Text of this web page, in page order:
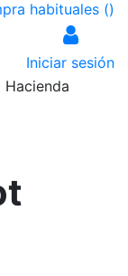
habituales ()
Iniciar sesión
Hacienda